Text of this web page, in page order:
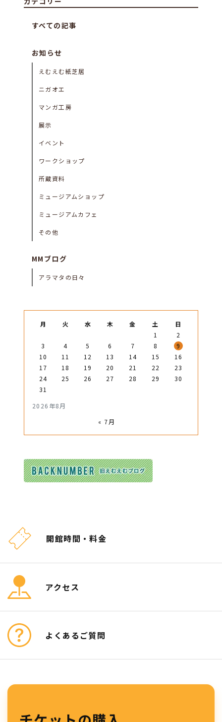
すべての記事
お知らせ
えむえむ紙芝居
ニガオエ
マンガ工房
展示
イベント
ワークショップ
所蔵資料
ミュージアムショップ
ミュージアムカフェ
その他
MMブログ
アラマタの日々
2026年8月
月 火 水 木 金 土
日
1
2
3
4 5 6 7 8
9
10
11 12 13 14 15
16
17
18 19 20 21 22
23
24
25 26 27 28 29
30
31
« 7月
開館時間・料金
アクセス
よくあるご質問